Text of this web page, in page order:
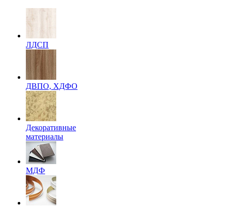
ЛДСП
ДВПО, ХДФО
Декоративные
материалы
МДФ